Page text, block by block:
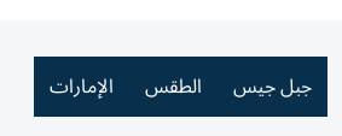
جبل جيس الطقس الإمارات